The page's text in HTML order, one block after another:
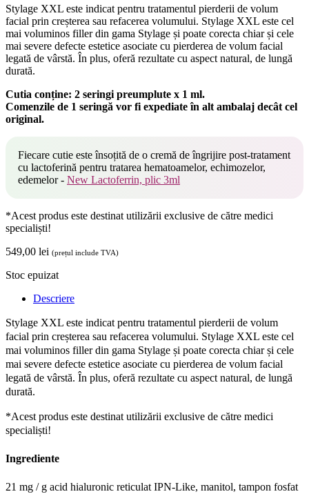
Stylage XXL este indicat pentru tratamentul pierderii de volum
facial prin creșterea sau refacerea volumului. Stylage XXL este cel
mai voluminos filler din gama Stylage și poate corecta chiar și cele
mai severe defecte estetice asociate cu pierderea de volum facial
legată de vârstă. În plus, oferă rezultate cu aspect natural, de lungă
durată.
Cutia conține: 2 seringi preumplute x 1 ml.
Comenzile de 1 seringă vor fi expediate în alt ambalaj decât cel
original.
Fiecare cutie este însoțită de o cremă de îngrijire post-tratament
cu lactoferină pentru tratarea hematoamelor, echimozelor,
edemelor - New Lactoferrin, plic 3ml
*Acest produs este destinat utilizării exclusive de către medici
specialiști!
549,00 lei (prețul include TVA)
Stoc epuizat
Descriere
Stylage XXL este indicat pentru tratamentul pierderii de volum
facial prin creșterea sau refacerea volumului. Stylage XXL este cel
mai voluminos filler din gama Stylage și poate corecta chiar și cele
mai severe defecte estetice asociate cu pierderea de volum facial
legată de vârstă. În plus, oferă rezultate cu aspect natural, de lungă
durată.
*Acest produs este destinat utilizării exclusive de către medici
specialiști!
Ingrediente
21 mg / g acid hialuronic reticulat IPN-Like, manitol, tampon fosfat